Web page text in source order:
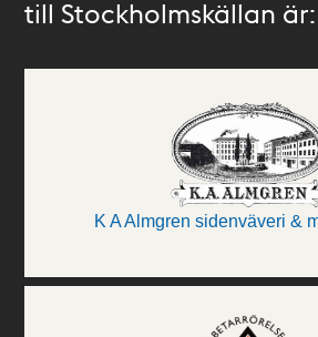
till Stockholmskällan är:
K A Almgren sidenväveri &